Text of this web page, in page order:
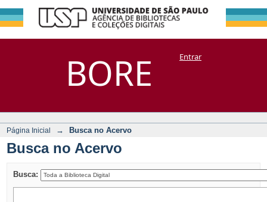
BORE
Busca no Acervo
DSpace/Manakin + CoriscoEntrar
Página Inicial → Busca no Acervo
Busca no Acervo
Busca: